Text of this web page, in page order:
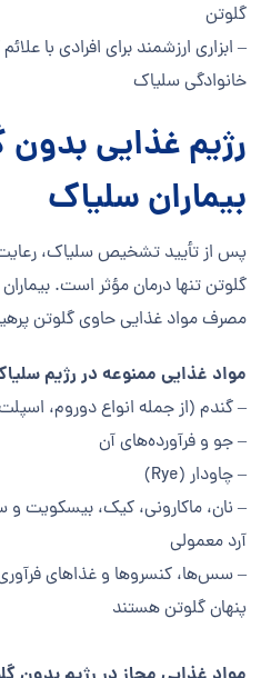
گلوتن
– ابزاری ارزشمند برای افرادی با
خانوادگی سلیاک
رژیم غذایی بدون
بیماران سلیاک
پس از تأیید تشخیص سلیاک،
گلوتن تنها درمان مؤثر است. بیماران
مصرف مواد غذایی حاوی گلوتن
مواد غذایی ممنوعه در رژیم
– گندم (از جمله انواع دوروم،
– جو و فرآورده‌های آن
– چاودار (Rye)
– نان، ماکارونی، کیک، بیسکویت
آرد معمولی
– سس‌ها، کنسروها و غذاهای
پنهان گلوتن هستند